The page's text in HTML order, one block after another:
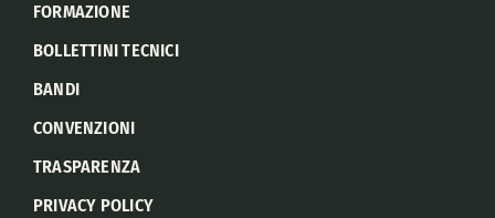
FORMAZIONE
BOLLETTINI TECNICI
BANDI
CONVENZIONI
TRASPARENZA
PRIVACY POLICY